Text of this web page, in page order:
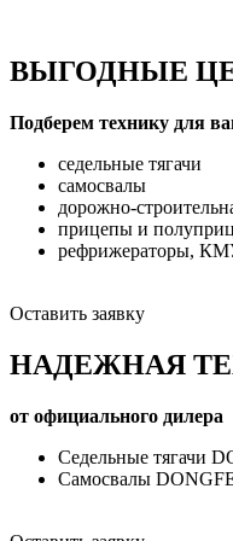
ВЫГОДНЫЕ
Подберем технику для
седельные тягачи
самосвалы
дорожно-
прицепы и
рефрижераторы,
Оставить заявку
НАДЕЖНАЯ
от официального дилера
Седельные тягачи
Самосвалы